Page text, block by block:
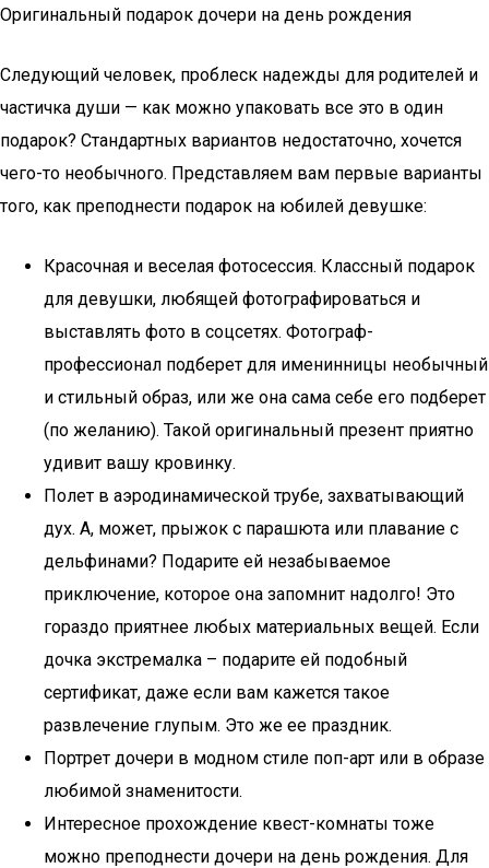
Оригинальный подарок дочери на день рождения
Следующий человек, проблеск надежды для родителей и
частичка души — как можно упаковать все это в один
подарок? Стандартных вариантов недостаточно, хочется
чего-то необычного. Представляем вам первые варианты
того, как преподнести подарок на юбилей девушке:
Красочная и веселая фотосессия. Классный подарок
для девушки, любящей фотографироваться и
выставлять фото в соцсетях. Фотограф-
профессионал подберет для именинницы необычный
и стильный образ, или же она сама себе его подберет
(по желанию). Такой оригинальный презент приятно
удивит вашу кровинку.
Полет в аэродинамической трубе, захватывающий
дух. А, может, прыжок с парашюта или плавание с
дельфинами? Подарите ей незабываемое
приключение, которое она запомнит надолго! Это
гораздо приятнее любых материальных вещей. Если
дочка экстремалка – подарите ей подобный
сертификат, даже если вам кажется такое
развлечение глупым. Это же ее праздник.
Портрет дочери в модном стиле поп-арт или в образе
любимой знаменитости.
Интересное прохождение квест-комнаты тоже
можно преподнести дочери на день рождения. Для